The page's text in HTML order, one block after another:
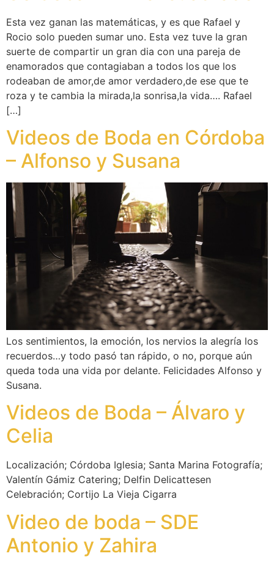
Esta vez ganan las matemáticas, y es que Rafael y
Rocio solo pueden sumar uno. Esta vez tuve la gran
suerte de compartir un gran dia con una pareja de
enamorados que contagiaban a todos los que los
rodeaban de amor,de amor verdadero,de ese que te
roza y te cambia la mirada,la sonrisa,la vida…. Rafael
[…]
Videos de Boda en Córdoba
– Alfonso y Susana
Los sentimientos, la emoción, los nervios la alegría los
recuerdos…y todo pasó tan rápido, o no, porque aún
queda toda una vida por delante. Felicidades Alfonso y
Susana.
Videos de Boda – Álvaro y
Celia
Localización; Córdoba Iglesia; Santa Marina Fotografía;
Valentín Gámiz Catering; Delfin Delicattesen
Celebración; Cortijo La Vieja Cigarra
Video de boda – SDE
Antonio y Zahira